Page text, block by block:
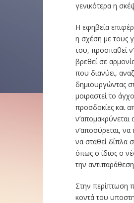
γενικότερα η
Η εφηβεία
η σχέση με τους
του, προσπαθεί
βρεθεί σε
που διανύει,
δημιουργώντας
μοιραστεί το
προσδοκίες και
ν’απομακρύνεται
ν’αποσύρεται, να
να σταθεί δίπλα
όπως ο ίδιος ο
την
Στην περίπτωση
κοντά του